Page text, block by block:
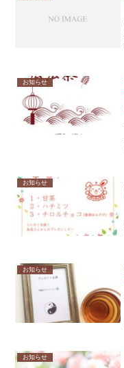
お知らせ
お知らせ
お知らせ
お知らせ